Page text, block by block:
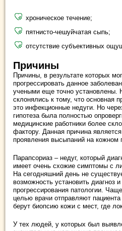
хроническое течение;
пятнисто-чешуйчатая сыпь;
отсутствие субъективных
Причины
Причины, в результате которых
прогрессировать данное
учеными еще точно установлены.
склонялись к тому, что основная
это инфекционные недуги. Но
гипотеза была полностью
медицинские работники более
фактору. Данная причина
проявления высыпаний на кожном
Парапсориаз – недуг, который
имеет очень схожие симптомы с
На сегодняшний день не
возможность установить диагноз
прогрессирования патологии.
целью врачи отправляют
берут биопсию кожи с мест, где
У тех людей, у которых был